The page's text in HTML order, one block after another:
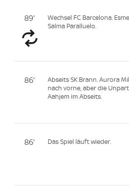
89'
Wechsel FC Barcelona.
Salma Paralluelo.
86'
Abseits SK Brann. Aurora
nach vorne, aber die
Aahjem im Abseits.
86' Das Spiel läuft wieder.